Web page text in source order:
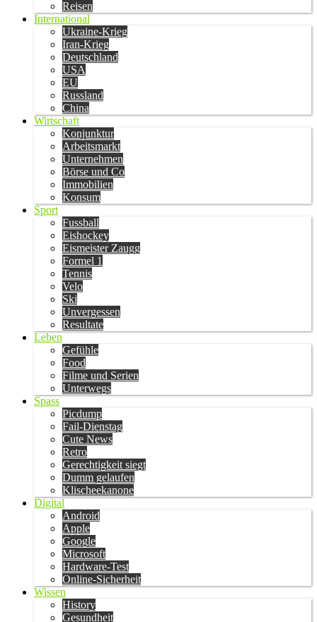
Reisen
International
Ukraine-Krieg
Iran-Krieg
Deutschland
USA
EU
Russland
China
Wirtschaft
Konjunktur
Arbeitsmarkt
Unternehmen
Börse und Co
Immobilien
Konsum
Sport
Fussball
Eishockey
Eismeister Zaugg
Formel 1
Tennis
Velo
Ski
Unvergessen
Resultate
Leben
Gefühle
Food
Filme und Serien
Unterwegs
Spass
Picdump
Fail-Dienstag
Cute News
Retro
Gerechtigkeit siegt
Dumm gelaufen
Klischeekanone
Digital
Android
Apple
Google
Microsoft
Hardware-Test
Online-Sicherheit
Wissen
History
Gesundheit